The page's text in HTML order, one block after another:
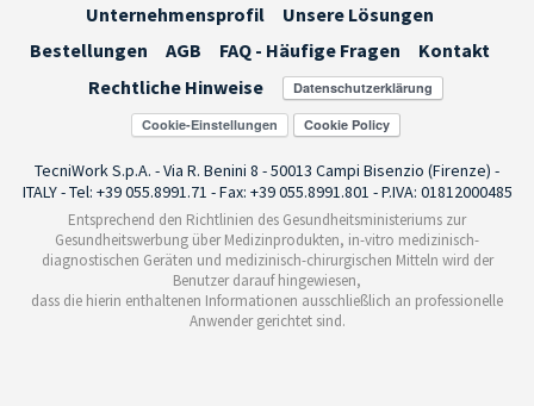
Unternehmensprofil
Unsere Lösungen
Bestellungen
AGB FAQ - Häufige Fragen
Kontakt
Rechtliche Hinweise
Cookie-Einstellungen
TecniWork S.p.A. - Via R. Benini 8 - 50013 Campi Bisenzio (Firenze) -
ITALY - Tel: +39 055.8991.71 - Fax: +39 055.8991.801 - P.IVA: 01812000485
Entsprechend den Richtlinien des Gesundheitsministeriums zur
Gesundheitswerbung über Medizinprodukten, in-vitro medizinisch-
diagnostischen Geräten und medizinisch-chirurgischen Mitteln wird der
Benutzer darauf hingewiesen,
dass die hierin enthaltenen Informationen ausschließlich an professionelle
Anwender gerichtet sind.